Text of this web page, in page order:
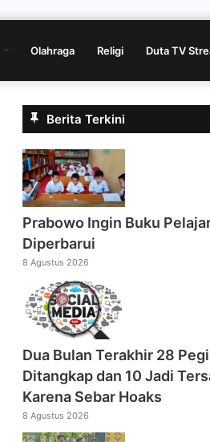
Olahraga Religi Duta TV
Berita Terkini
Prabowo Ingin Buku
Diperbarui
8 Agustus 2026
Dua Bulan Terakhir 28
Ditangkap dan 10 Jadi
Karena Sebar Hoaks
8 Agustus 2026